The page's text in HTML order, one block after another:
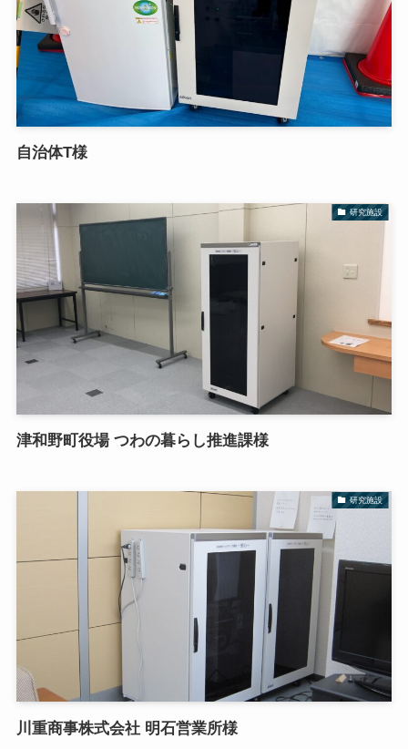
自治体T様
研究施設
津和野町役場 つわの暮らし推進課様
研究施設
川重商事株式会社 明石営業所様